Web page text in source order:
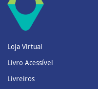
Loja Virtual
Livro Acessível
Livreiros